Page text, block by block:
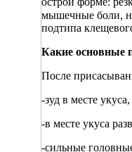
мышечные боли,
подтипа
Какие основные
После
-зуд в месте укуса,
-в месте укуса
-сильные